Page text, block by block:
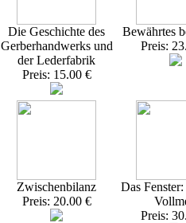
Die Geschichte des
Gerberhandwerks und
der Lederfabrik
Preis: 15.00 €
Bewährtes
Preis:
Zwischenbilanz
Preis: 20.00 €
Das
Preis: